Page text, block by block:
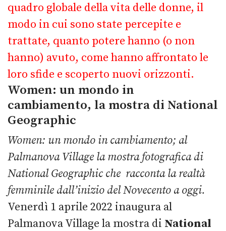
quadro globale della vita delle donne, il
modo in cui sono state percepite e
trattate, quanto potere hanno (o non
hanno) avuto, come hanno affrontato le
loro sfide e scoperto nuovi orizzonti.
Women: un mondo in
cambiamento, la mostra di National
Geographic
Women: un mondo in cambiamento; al
Palmanova Village la mostra fotografica di
National Geographic che racconta la realtà
femminile dall’inizio del Novecento a oggi.
Venerdì 1 aprile 2022 inaugura al
Palmanova Village la mostra di National